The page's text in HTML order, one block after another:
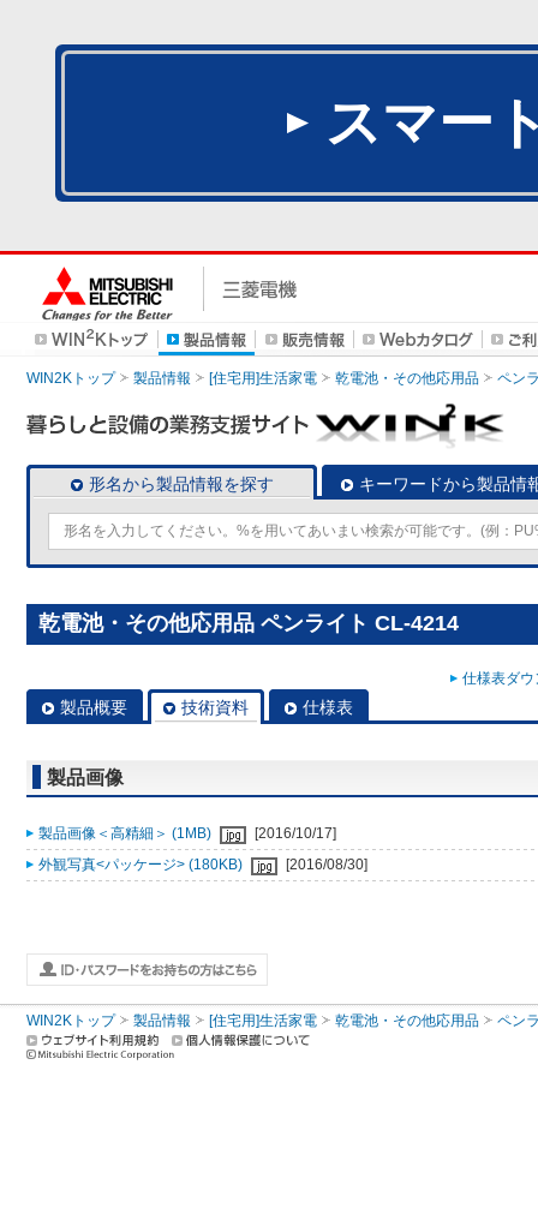
スマー
WIN2Kトップ 製品情報 [住宅用]生活家電 乾電池・その他応用品 ペン
形名から製品情報を探す キーワードから製品情
乾電池・その他応用品 ペンライト CL-4214
仕様表ダ
製品概要 技術資料 仕様表
製品画像
製品画像＜高精細＞ (1MB)
[2016/10/17]
外観写真<パッケージ> (180KB)
[2016/08/30]
WIN2Kトップ 製品情報 [住宅用]生活家電 乾電池・その他応用品 ペン